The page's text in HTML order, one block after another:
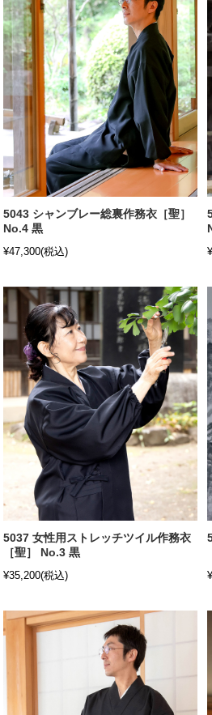
5043 シャンブレー総裏作務衣［聖］
No.4 黒
¥47,300(税込)
5037 女性用ストレッチツイル作務衣
［聖］ No.3 黒
¥35,200(税込)